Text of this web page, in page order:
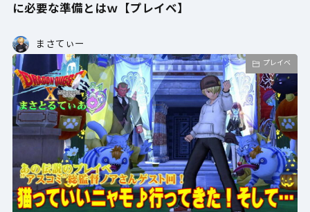
に必要な準備とはｗ【プレイベ】
まさてぃー
プレイベ